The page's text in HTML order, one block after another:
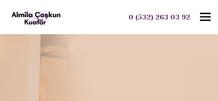
0 (532) 263 03 92